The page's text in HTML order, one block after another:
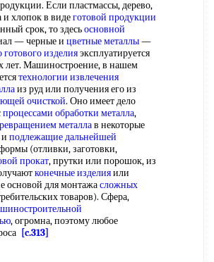
Если пластмассы, дерево,
и хлопок в видеготовой продукции
срок, то здесьосновной
— черные и цветные металлы—
готового изделияэксплуатируется
лет. Машиностроение, в нашем
технологии извлечения
из руд или получения его из
очисткой. Оно имеет дело
процессами обработки металла,
металлав некоторые
подлежащие дальнейшей
(отливки, заготовки,
прокат, прутки или порошок, из
конечные изделияили
основой для монтажасложных
товаров). Сфера,
, огромна, поэтому любое
[c.313]